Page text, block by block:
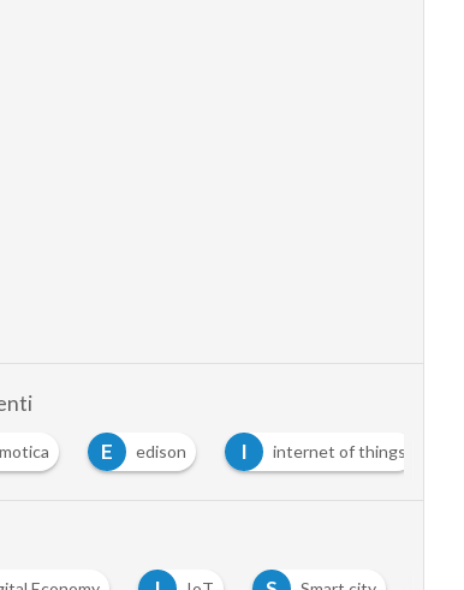
E edison I internet of things T